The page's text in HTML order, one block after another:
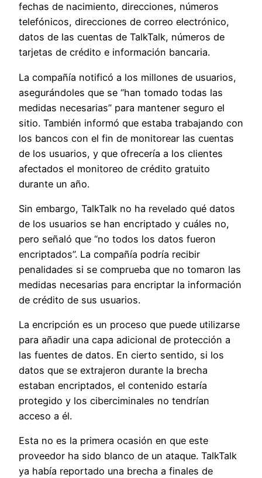
fechas de nacimiento, direcciones, números
telefónicos, direcciones de correo electrónico,
datos de las cuentas de TalkTalk, números de
tarjetas de crédito e información bancaria.
La compañía notificó a los millones de usuarios,
asegurándoles que se “han tomado todas las
medidas necesarias” para mantener seguro el
sitio. También informó que estaba trabajando con
los bancos con el fin de monitorear las cuentas
de los usuarios, y que ofrecería a los clientes
afectados el monitoreo de crédito gratuito
durante un año.
Sin embargo, TalkTalk no ha revelado qué datos
de los usuarios se han encriptado y cuáles no,
pero señaló que “no todos los datos fueron
encriptados”. La compañía podría recibir
penalidades si se comprueba que no tomaron las
medidas necesarias para encriptar la información
de crédito de sus usuarios.
La encripción es un proceso que puede utilizarse
para añadir una capa adicional de protección a
las fuentes de datos. En cierto sentido, si los
datos que se extrajeron durante la brecha
estaban encriptados, el contenido estaría
protegido y los ciberciminales no tendrían
acceso a él.
Esta no es la primera ocasión en que este
proveedor ha sido blanco de un ataque. TalkTalk
ya había reportado una brecha a finales de